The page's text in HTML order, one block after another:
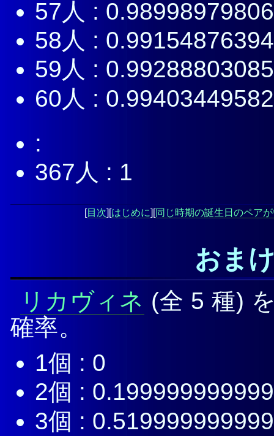
57人 :
58人 :
59人 :
60人 :
:
367人 : 1
[目次][はじめに][同じ時期の誕生日のペア
おま
リカヴィネ (全 5 種)
確率。
1個 : 0
2個 :
3個 :